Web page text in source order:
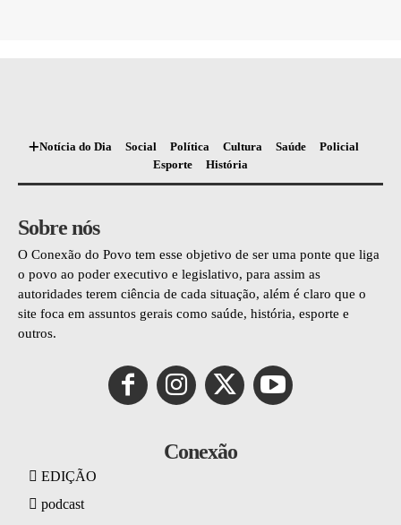
Notícia do Dia Social Política Cultura Saúde
Policial
Esporte
História
Sobre nós
O Conexão do Povo tem esse objetivo de ser uma ponte que liga
o povo ao poder executivo e legislativo, para assim as
autoridades terem ciência de cada situação, além é claro que o
site foca em assuntos gerais como saúde, história, esporte e
outros.
Conexão
EDIÇÃO
podcast